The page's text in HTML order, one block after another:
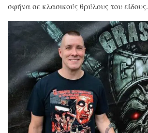
σφήνα σε κλασικούς θρύλους του είδους.